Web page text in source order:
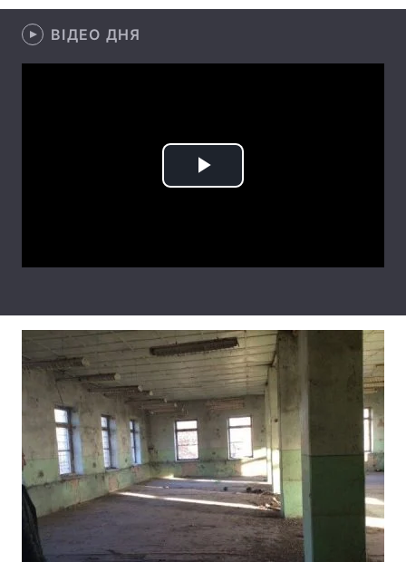
Техно і зв'язок
Інтерв'ю Думки
Архів Вакансії
Контакти
Послуги
ВІДЕО ДНЯ
Play